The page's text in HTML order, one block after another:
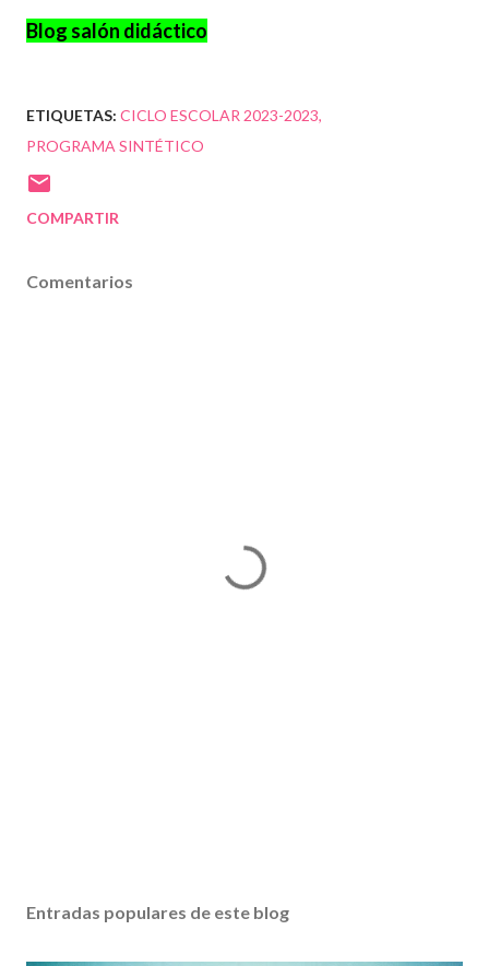
Blog salón didáctico
ETIQUETAS: CICLO ESCOLAR 2023-2023
PROGRAMA SINTÉTICO
COMPARTIR
Comentarios
Entradas populares de este blog